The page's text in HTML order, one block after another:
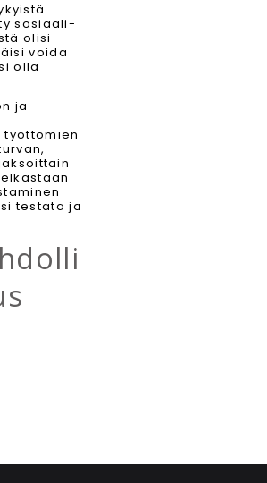
sosiaali-
olisi
voida
olla
ja
testata ja